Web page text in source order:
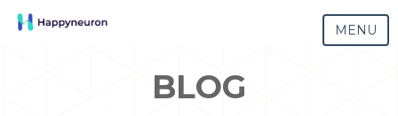
MENU
BLOG